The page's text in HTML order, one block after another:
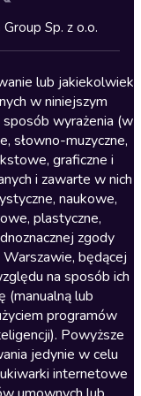
Sp. z o.o.
lub jakiekolwiek
w niniejszym
wyrażenia (w
słowno-muzyczne,
graficzne i
i zawarte w nich
naukowe,
plastyczne,
zgody
będącej
na sposób ich
(manualną lub
programów
Powyższe
jedynie w celu
internetowe